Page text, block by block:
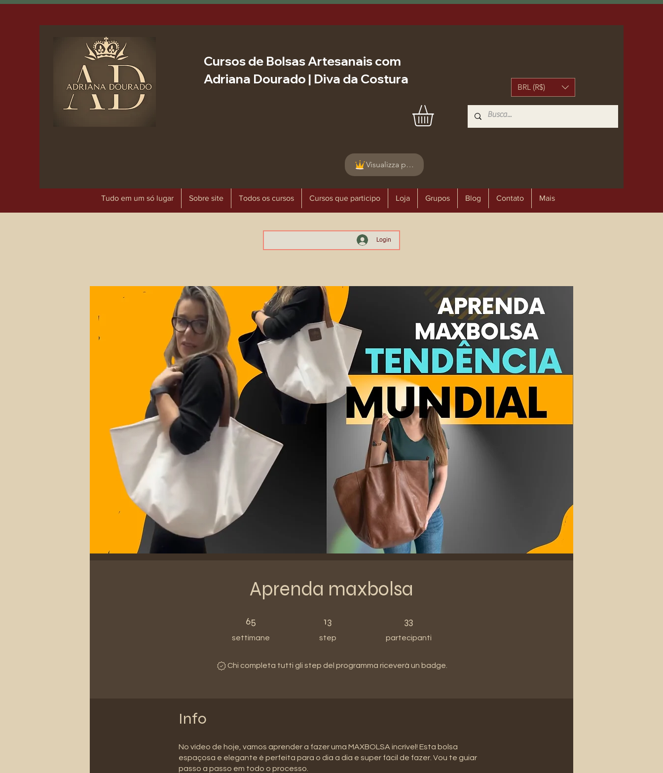
Cursos de Bolsas Artesanais com
Adriana Dourado | Diva da Costura
BRL (R$)
Visualizza punti
Tudo em um só lugar Sobre site Todos os cursos Cursos que participo Loja Grupos Blog Contato Mais
Login
Aprenda maxbolsa
65
settimane
65 settimane 13
step
33
partecipanti
Chi completa tutti gli step del programma riceverà un badge.
Info
No vídeo de hoje, vamos aprender a fazer uma MAXBOLSA incrível! Esta bolsa
espaçosa e elegante é perfeita para o dia a dia e super fácil de fazer. Vou te guiar
passo a passo em todo o processo.